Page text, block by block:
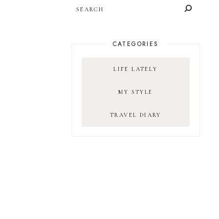
CATEGORIES
LIFE LATELY
MY STYLE
TRAVEL DIARY